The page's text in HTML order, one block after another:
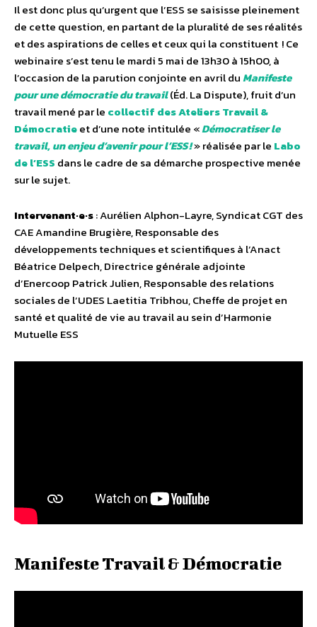
Il est donc plus qu’urgent que l’ESS se saisisse pleinement
de cette question, en partant de la pluralité de ses réalités
et des aspirations de celles et ceux qui la constituent ! Ce
webinaire s’est tenu le mardi 5 mai de 13h30 à 15h00, à
l’occasion de la parution conjointe en avril duManifeste
pour une démocratie du travail(Éd. La Dispute), fruit d’un
travail mené par le collectif des Ateliers Travail &
Démocratieet d’une note intitulée «Démocratiser le
travail, un enjeu d’avenir pour l’ESS !» réalisée par le Labo
de l’ESS dans le cadre de sa démarche prospective menée
sur le sujet.
Intervenant·e·s: Aurélien Alphon-Layre, Syndicat CGT des
CAE Amandine Brugière, Responsable des
développements techniques et scientifiques à l’Anact
Béatrice Delpech, Directrice générale adjointe
d’Enercoop Patrick Julien, Responsable des relations
sociales de l’UDES Laetitia Tribhou, Cheffe de projet en
santé et qualité de vie au travail au sein d’Harmonie
Mutuelle ESS
Manifeste Travail & Démocratie